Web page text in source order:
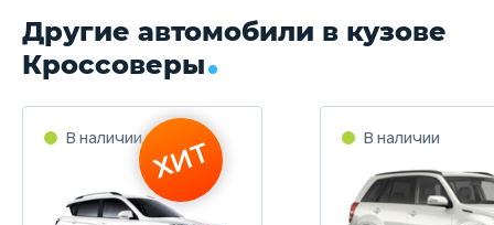
Трансмиссия
5 механическая
Привод
Передняя подвеска
Другие автомобили в кузове
Кроссоверы
В наличии ХИТ В наличии